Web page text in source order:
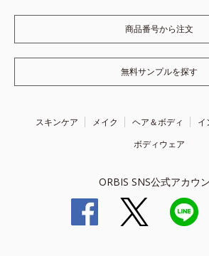
商品番号から注文
無料サンプルを探す
スキンケア メイク ヘア＆ボディ
イ
ボディウェア
ORBIS SNS公式アカウ